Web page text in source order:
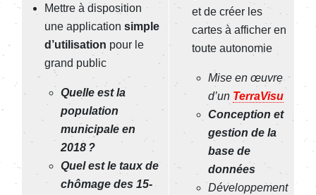
Mettre à disposition
une application simple
d’utilisation pour le
grand public
Quelle est la
population
municipale en
2018 ?
Quel est le taux de
chômage des 15-
et de créer les
cartes à afficher en
toute autonomie
Mise en œuvre
d’un TerraVisu
Conception et
gestion de la
base de
données
Développement